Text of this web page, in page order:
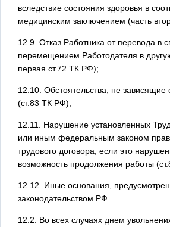
вследствие состояния здоровья в
медицинским заключением (часть
12.9. Отказ Работника от перевода в
перемещением Работодателя в
первая ст.72 ТК РФ);
12.10. Обстоятельства, не зависящие
(ст.83 ТК РФ);
12.11. Нарушение установленных
или иным федеральным законом
трудового договора, если это
возможность продолжения работы
12.12. Иные основания,
законодательством РФ.
12.2. Во всех случаях днем